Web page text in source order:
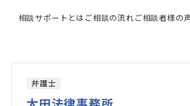
相談サポートとは ご相談の流れご相談者様の
専門家の検索結果
弁護士